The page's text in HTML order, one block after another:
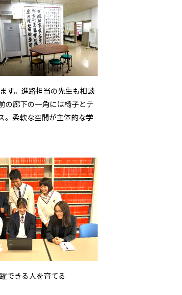
す。進路担当の先生も相談
の廊下の一角には椅子とテ
。柔軟な空間が主体的な学
できる人を育てる